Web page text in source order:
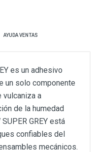
AYUDA VENTAS
es un adhesivo
un solo componente
vulcaniza a
de la humedad
GREY está
confiables del
mecánicos.